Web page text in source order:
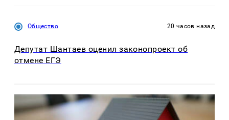
Общество 20 часов назад
Депутат Шантаев оценил законопроект об
отмене ЕГЭ